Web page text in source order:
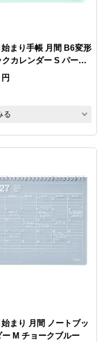
まり手帳 月間 B6変形
カレンダー S パール
円
る
まり 月間 ノートブッ
M チョークブルー